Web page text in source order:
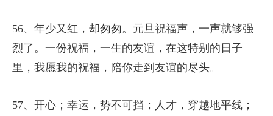
56、年少又红，却匆匆。元旦祝福声，一声就够强
烈了。一份祝福，一生的友谊，在这特别的日子
里，我愿我的祝福，陪你走到友谊的尽头。
57、开心；幸运，势不可挡；人才，穿越地平线；